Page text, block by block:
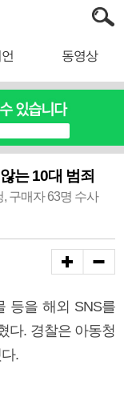
동영상
는 10대 범죄
구매자 63명 수사
등을 해외 SNS를
다. 경찰은 아동청
.